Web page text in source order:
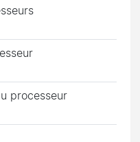
processeur